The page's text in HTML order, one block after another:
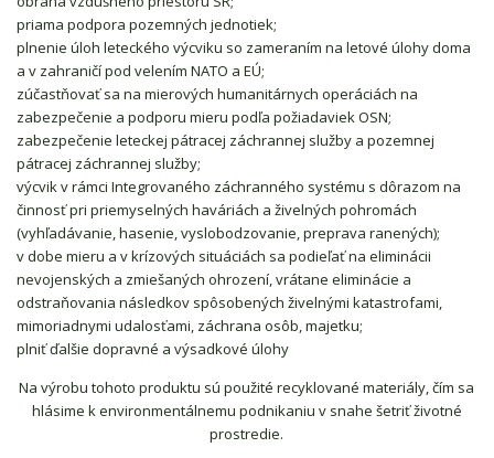
priama podpora pozemných jednotiek;
plnenie úloh leteckého výcviku so zameraním na letové úlohy doma
a v zahraničí pod velením NATO a EÚ;
zúčastňovať sa na mierových humanitárnych operáciách na
zabezpečenie a podporu mieru podľa požiadaviek OSN;
zabezpečenie leteckej pátracej záchrannej služby a pozemnej
pátracej záchrannej služby;
výcvik v rámci Integrovaného záchranného systému s dôrazom na
činnosť pri priemyselných haváriách a živelných pohromách
(vyhľadávanie, hasenie, vyslobodzovanie, preprava ranených);
v dobe mieru a v krízových situáciách sa podieľať na eliminácii
nevojenských a zmiešaných ohrození, vrátane eliminácie a
odstraňovania následkov spôsobených živelnými katastrofami,
mimoriadnymi udalosťami, záchrana osôb, majetku;
plniť ďalšie dopravné a výsadkové úlohy
Na výrobu tohoto produktu sú použité recyklované materiály, čím sa
hlásime k environmentálnemu podnikaniu v snahe šetriť životné
prostredie.